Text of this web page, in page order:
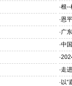
·根--
·恩
·广
·中
·
·走
· 以“